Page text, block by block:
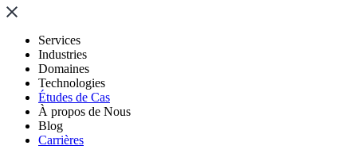
Services
Industries
Domaines
Technologies
Études de Cas
À propos de Nous
Blog
Carrières